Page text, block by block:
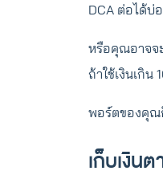
DCA ต่อได้บ่
หรือคุณอาจจ
ถ้าใช้เงินเกิน
พอร์ตของคุณ
เก็บเงิน